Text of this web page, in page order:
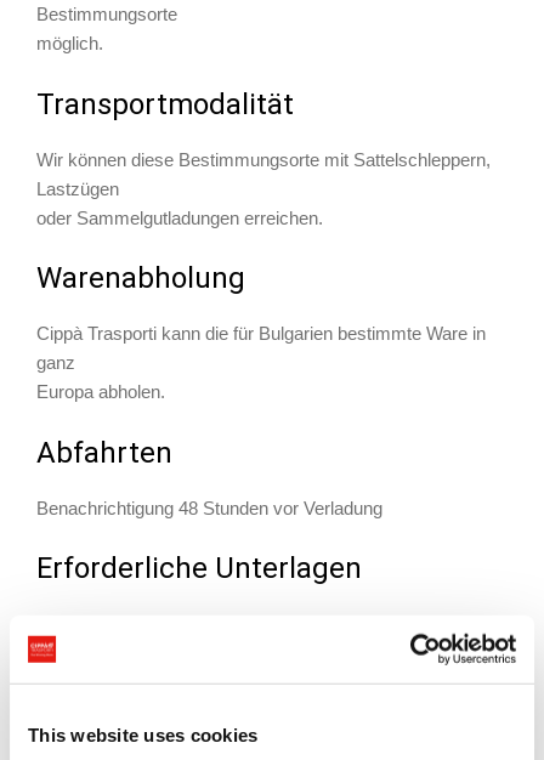
This website uses cookies
Bestimmungsorte
möglich.
Transportmodalität
Wir können diese Bestimmungsorte mit Sattelschleppern,
Lastzügen
oder Sammelgutladungen erreichen.
Warenabholung
Cippà Trasporti kann die für Bulgarien bestimmte Ware in
ganz
Europa abholen.
Abfahrten
Benachrichtigung 48 Stunden vor Verladung
Erforderliche Unterlagen
CMR
Für Ware aus Nicht-EU-Ländern: